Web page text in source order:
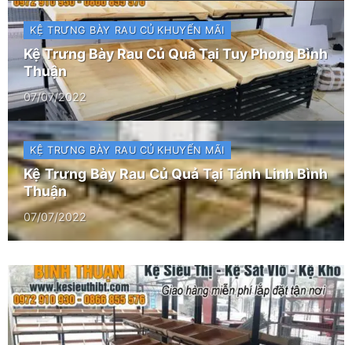
KỆ TRƯNG BÀY RAU CỦ KHUYẾN MÃI
Kệ Trưng Bày Rau Củ Quả Tại Tuy Phong Bình
Thuận
07/07/2022
KỆ TRƯNG BÀY RAU CỦ KHUYẾN MÃI
Kệ Trưng Bày Rau Củ Quả Tại Tánh Linh Bình
Thuận
07/07/2022